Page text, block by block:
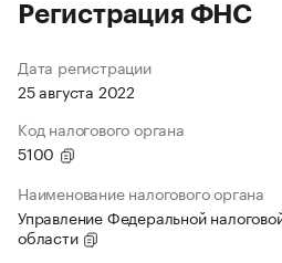
Регистрация ФНС
Дата регистрации
25 августа 2022
Код налогового органа
5100
Наименование налогового органа
Управление Федеральной
области